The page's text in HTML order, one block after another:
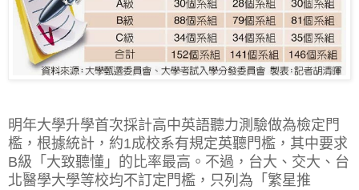
明年大學升學首次採計高中英語聽力測驗做為檢定門
檻，根據統計，約1成校系有規定英聽門檻，其中要求
B級「大致聽懂」的比率最高。不過，台大、交大、台
北醫學大學等校均不訂定門檻，只列為「繁星推